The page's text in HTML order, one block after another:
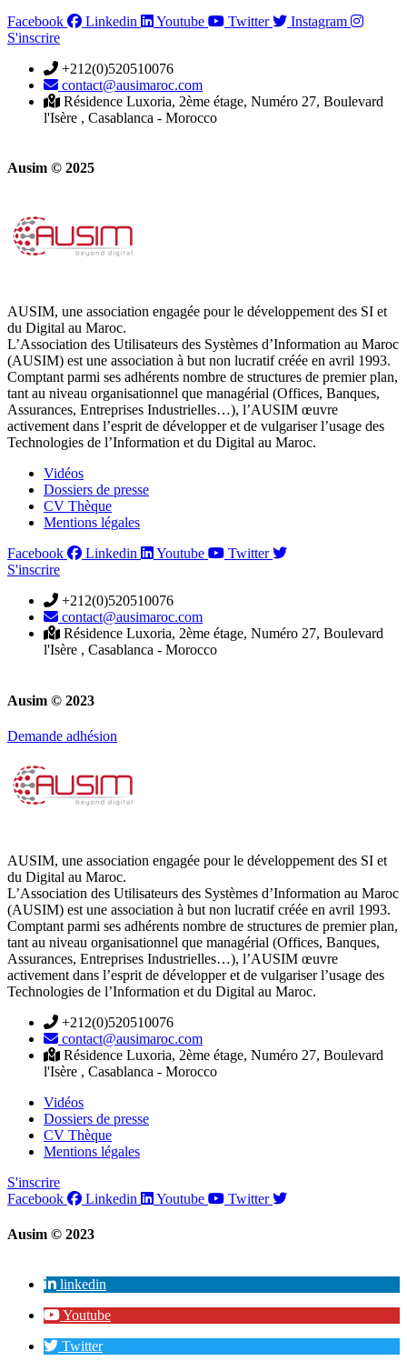
Facebook
Linkedin Youtube Twitter
Instagram
S'inscrire
+212(0)520510076
contact@ausimaroc.com
Résidence Luxoria, 2ème étage, Numéro 27, Boulevard
l'Isère , Casablanca - Morocco
Ausim © 2025
AUSIM, une association engagée pour le développement des SI et
du Digital au Maroc.
L’Association des Utilisateurs des Systèmes d’Information au Maroc
(AUSIM) est une association à but non lucratif créée en avril 1993.
Comptant parmi ses adhérents nombre de structures de premier plan,
tant au niveau organisationnel que managérial (Offices, Banques,
Assurances, Entreprises Industrielles…), l’AUSIM œuvre
activement dans l’esprit de développer et de vulgariser l’usage des
Technologies de l’Information et du Digital au Maroc.
Vidéos
Dossiers de presse
CV Thèque
Mentions légales
Facebook
Linkedin Youtube
Twitter
S'inscrire
+212(0)520510076
contact@ausimaroc.com
Résidence Luxoria, 2ème étage, Numéro 27, Boulevard
l'Isère , Casablanca - Morocco
Ausim © 2023
Demande adhésion
AUSIM, une association engagée pour le développement des SI et
du Digital au Maroc.
L’Association des Utilisateurs des Systèmes d’Information au Maroc
(AUSIM) est une association à but non lucratif créée en avril 1993.
Comptant parmi ses adhérents nombre de structures de premier plan,
tant au niveau organisationnel que managérial (Offices, Banques,
Assurances, Entreprises Industrielles…), l’AUSIM œuvre
activement dans l’esprit de développer et de vulgariser l’usage des
Technologies de l’Information et du Digital au Maroc.
+212(0)520510076
contact@ausimaroc.com
Résidence Luxoria, 2ème étage, Numéro 27, Boulevard
l'Isère , Casablanca - Morocco
Vidéos
Dossiers de presse
CV Thèque
Mentions légales
S'inscrire
Facebook
Linkedin Youtube Twitter
Ausim © 2023
linkedin
Youtube
Twitter